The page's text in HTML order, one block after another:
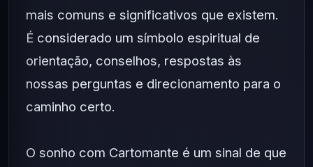
mais comuns e significativos que existem.
É considerado um símbolo espiritual de
orientação, conselhos, respostas às
nossas perguntas e direcionamento para o
caminho certo.
O sonho com Cartomante é um sinal de que